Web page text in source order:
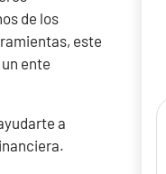
de los
este
ente
a